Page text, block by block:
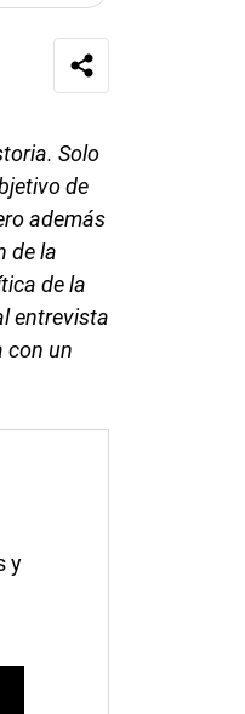
Solo
de
además
de la
de la
entrevista
con un
y